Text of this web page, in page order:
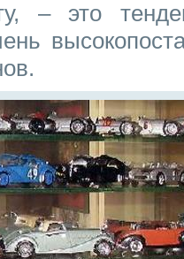
– это